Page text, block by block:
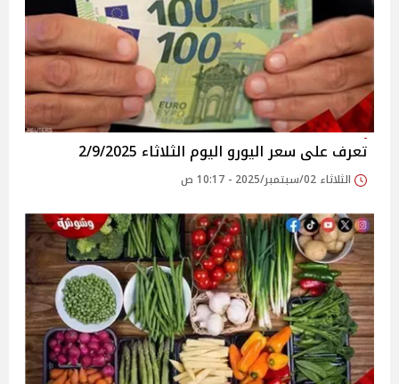
تعرف على سعر اليورو اليوم الثلاثاء 2/9/2025
الثلاثاء 02/سبتمبر/2025 - 10:17 ص